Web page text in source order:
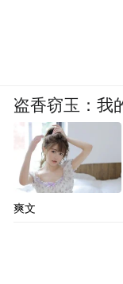
盗香窃玉：我
爽文